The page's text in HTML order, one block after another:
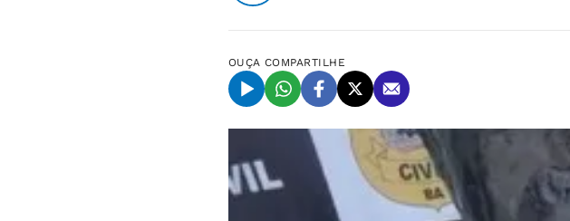
OUÇA COMPARTILHE